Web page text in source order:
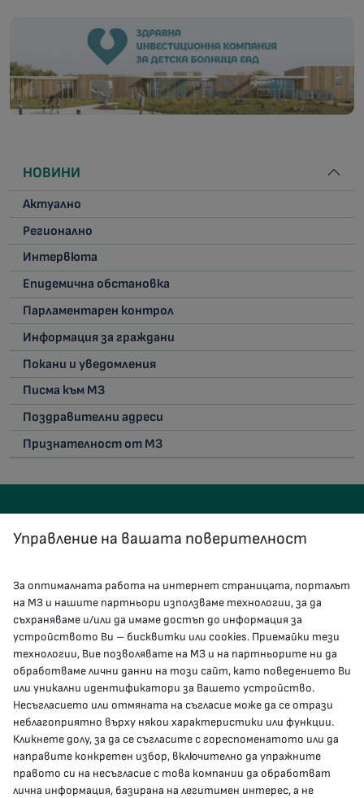
НОВИНИ
Актуално
Регионално
Интервюта
Епидемична обстановка
Парламентарен контрол
Информация за граждани
Покани и уведомления
Писма към МЗ
Поздравителни адреси
Признателност от МЗ
КОНТАКТИ
гр.София, 1000, пл. „Света Неделя“ №5
delovodstvo@mh.government.bg
presscenter@mh.government.bg
МЗ В СОЦИАЛНИТЕ МРЕЖИ
Управление на вашата поверителност
За оптималната работа на интернет страницата, порталът
на МЗ и нашите партньори използваме технологии, за да
съхраняваме и/или да имаме достъп до информация за
устройството Ви – бисквитки или cookies. Приемайки тези
технологии, Вие позволявате на МЗ и на партньорите ни да
обработваме лични данни на този сайт, като поведението Ви
или уникални идентификатори за Вашето устройство.
Несъгласието или отмяната на съгласие може да се отрази
неблагоприятно върху някои характеристики или функции.
Кликнете долу, за да се съгласите с гореспоменатото или да
направите конкретен избор, включително да упражните
правото си на несъгласие с това компании да обработват
лична информация, базирана на легитимен интерес, а не